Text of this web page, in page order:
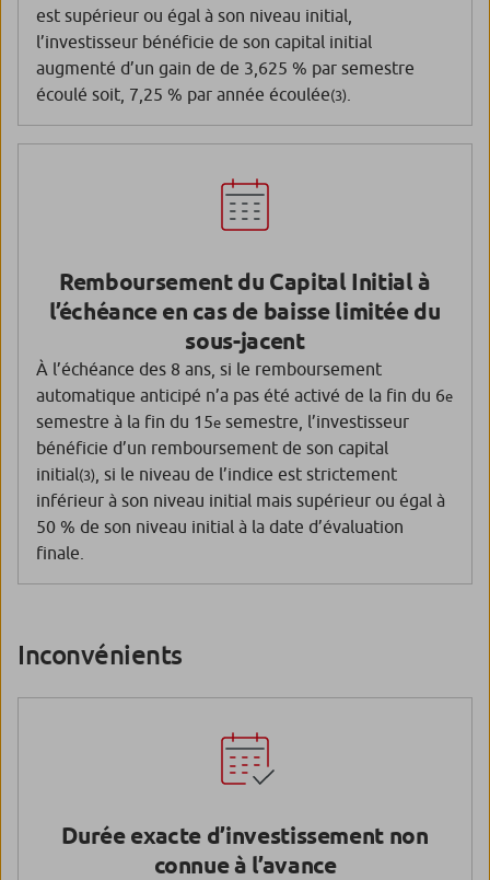
est supérieur ou égal à son niveau initial,
l’investisseur bénéficie de son capital initial
augmenté d’un gain de de 3,625 % par semestre
écoulé soit, 7,25 % par année écoulée(3)
Remboursement du Capital Initial à
l’échéance en cas de baisse limitée du
sous-jacent
À l’échéance des 8 ans, si le remboursement
automatique anticipé n’a pas été activé de la fin du 6e
semestre à la fin du 15e semestre, l’investisseur
bénéficie d’un remboursement de son capital
initial(3) , si le niveau de l’indice est strictement
inférieur à son niveau initial mais supérieur ou égal à
50 % de son niveau initial à la date d’évaluation
finale.
Inconvénients
Durée exacte d’investissement non
connue à l’avance